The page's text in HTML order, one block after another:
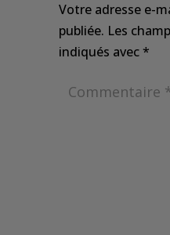
Votre adresse e-
publiée. Les
indiqués avec*